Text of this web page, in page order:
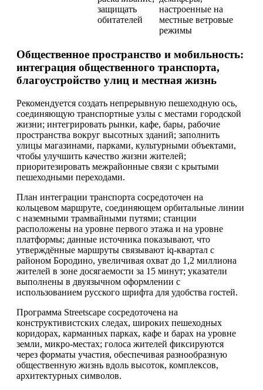
защищать
обитателей
настроенные на
местные ветровые
режимы
Общественное пространство и мобильность:
интеграция общественного транспорта,
благоустройство улиц и местная жизнь
Рекомендуется создать непрерывную пешеходную ось,
соединяющую транспортные узлы с местами городской
жизни; интегрировать рынки, кафе, бары, рабочие
пространства вокруг высотных зданий; заполнить
улицы магазинами, парками, культурными объектами,
чтобы улучшить качество жизни жителей;
приоритезировать межрайонные связи с крытыми
пешеходными переходами.
План интеграции транспорта сосредоточен на
кольцевом маршруте, соединяющем орбитальные линии
с наземными трамвайными путями; станции
расположены на уровне первого этажа и на уровне
платформы; данные источника показывают, что
утверждённые маршруты связывают iq-квартал с
районом Бородино, увеличивая охват до 1,2 миллиона
жителей в зоне досягаемости за 15 минут; указатели
выполнены в двуязычном оформлении с
использованием русского шрифта для удобства гостей.
Программа Streetscape сосредоточена на
конструктивистских следах, широких пешеходных
коридорах, карманных парках, кафе и барах на уровне
земли, микро-местах; голоса жителей фиксируются
через форматы участия, обеспечивая разнообразную
общественную жизнь вдоль высоток, комплексов,
архитектурных символов.